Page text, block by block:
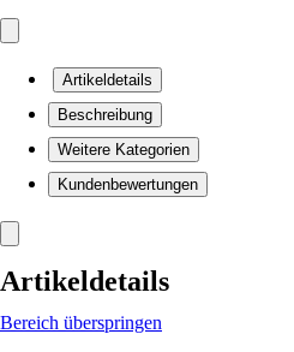
Artikeldetails
Beschreibung
Weitere Kategorien
Kundenbewertungen
Artikeldetails
Bereich überspringen